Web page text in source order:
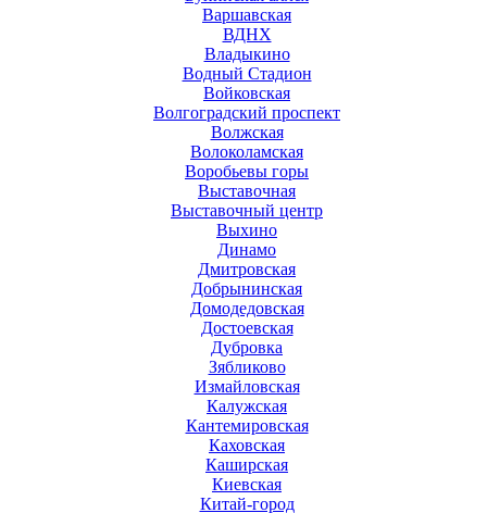
Варшавская
ВДНХ
Владыкино
Водный Стадион
Войковская
Волгоградский проспект
Волжская
Волоколамская
Воробьевы горы
Выставочная
Выставочный центр
Выхино
Динамо
Дмитровская
Добрынинская
Домодедовская
Достоевская
Дубровка
Зябликово
Измайловская
Калужская
Кантемировская
Каховская
Каширская
Киевская
Китай-город